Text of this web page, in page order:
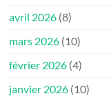
avril 2026 (8)
mars 2026 (10)
février 2026 (4)
janvier 2026 (10)